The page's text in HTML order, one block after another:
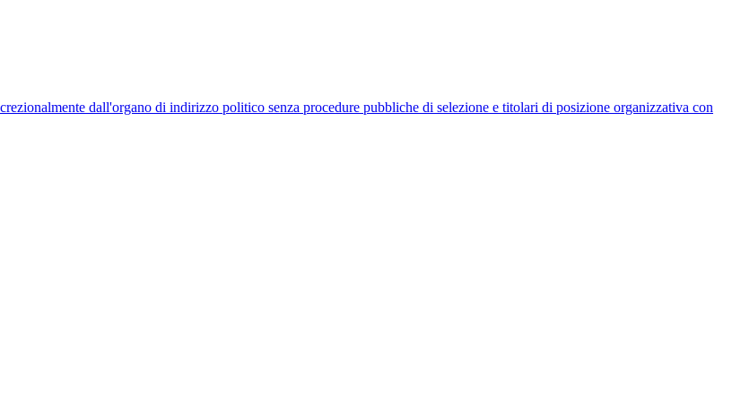
dall'organo di indirizzo politico senza procedure pubbliche di selezione e titolari di posizione organizzativa con